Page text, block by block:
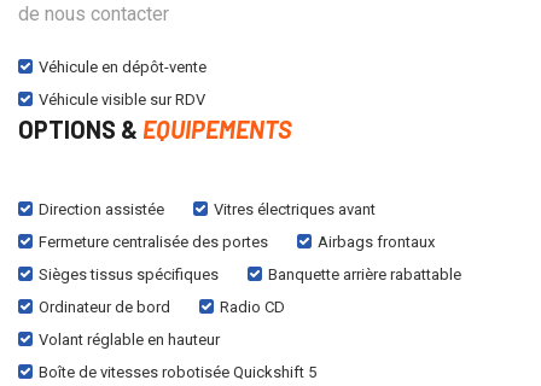
de nous contacter
Véhicule en dépôt-vente
Véhicule visible sur RDV
OPTIONS & EQUIPEMENTS
Direction assistée
Vitres électriques avant
Fermeture centralisée des portes
Airbags frontaux
Sièges tissus spécifiques
Banquette arrière rabattable
Ordinateur de bord
Radio CD
Volant réglable en hauteur
Boîte de vitesses robotisée Quickshift 5